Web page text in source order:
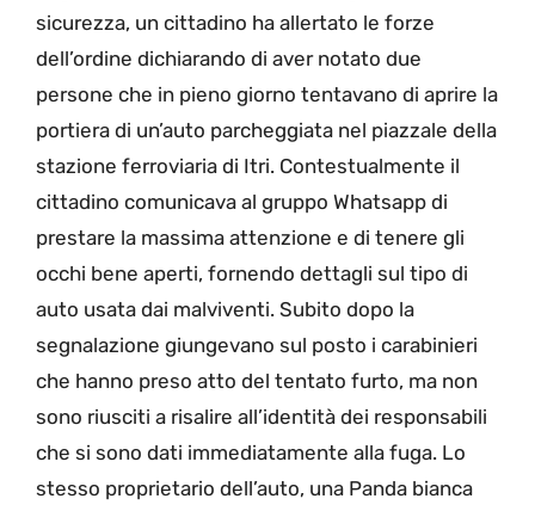
sicurezza, un cittadino ha allertato le forze
dell’ordine dichiarando di aver notato due
persone che in pieno giorno tentavano di aprire la
portiera di un’auto parcheggiata nel piazzale della
stazione ferroviaria di Itri. Contestualmente il
cittadino comunicava al gruppo Whatsapp di
prestare la massima attenzione e di tenere gli
occhi bene aperti, fornendo dettagli sul tipo di
auto usata dai malviventi. Subito dopo la
segnalazione giungevano sul posto i carabinieri
che hanno preso atto del tentato furto, ma non
sono riusciti a risalire all’identità dei responsabili
che si sono dati immediatamente alla fuga. Lo
stesso proprietario dell’auto, una Panda bianca